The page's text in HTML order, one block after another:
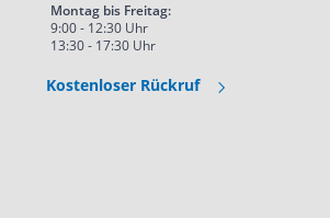
Montag bis Freitag:
9:00 - 12:30 Uhr
13:30 - 17:30 Uhr
Kostenloser Rückruf